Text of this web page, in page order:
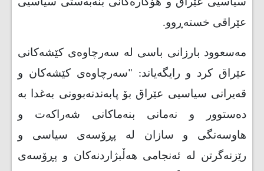
سیاسیی عێراق و هۆكارەكانی بنەبەستی سیاسیی
عێراقی خستەڕوو.
مەسعوود بارزانی باسی لە سەرچاوەی کێشەکانی
عێراق کرد و رایگەیاند: "سەرچاوەی كێشەكان و
قەیرانی سیاسیی عێراق بۆ پابەندنەبوونی بەغدا بە
دەستوور و نەمانی بنەماكانی شەراكەت و
هاوسەنگی و سازان لە پڕۆسەی سیاسی و
رێزنەگرتن لە ئەنجامی هەڵبژاردنەكان و پڕۆسەی